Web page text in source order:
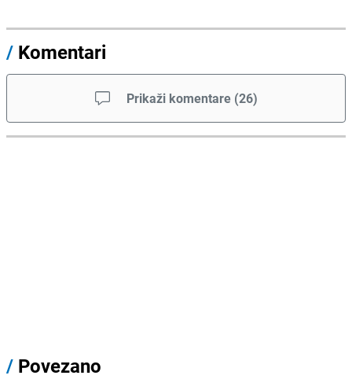
/ Komentari
Prikaži komentare (26)
/ Povezano